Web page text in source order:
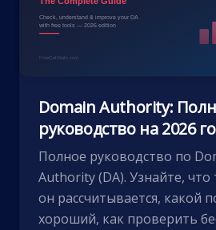
Domain Authority:
руководство на 2026
Полное руководство по
Authority (DA). Узнайте, что
он рассчитывается, какой
хороший, как проверить